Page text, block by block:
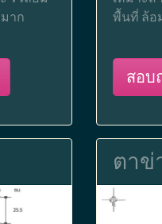
าก
พื้นที่ ล้อ
สอบ
ตาข่